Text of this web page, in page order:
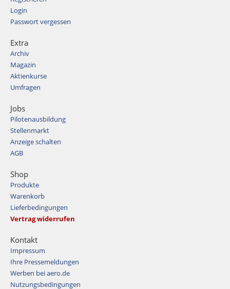
Login
Passwort vergessen
Extra
Archiv
Magazin
Aktienkurse
Umfragen
Jobs
Pilotenausbildung
Stellenmarkt
Anzeige schalten
AGB
Shop
Produkte
Warenkorb
Lieferbedingungen
Vertrag widerrufen
Kontakt
Impressum
Ihre Pressemeldungen
Werben bei aero.de
Nutzungsbedingungen